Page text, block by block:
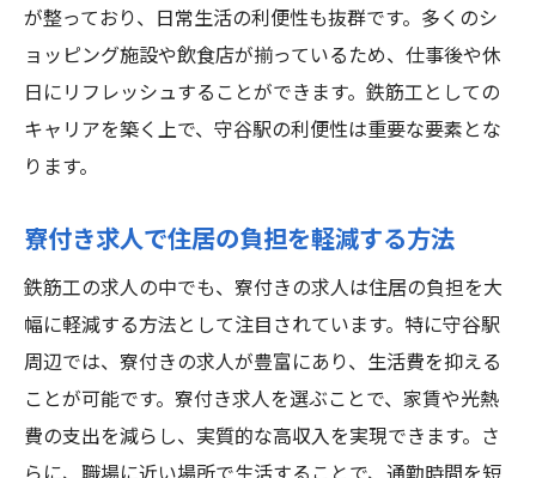
高収入を実現するための求人情報の見極め
方
寮付き求人で経済的に豊かな生活を送る方
法
鉄筋工としての未来を描くためのステップ
守谷駅の求人市場の動向と展望
収入アップと生活の安定を両立させる秘訣
守谷駅近くで鉄筋工として生活費を抑える方法
寮付き求人で生活コストを削減する術
守谷駅周辺の物価と生活費の現状
鉄筋工の仕事と生活のバランスを取る
が整っており、日常生活の利便性も抜群です。多くのシ
ョッピング施設や飲食店が揃っているため、仕事後や休
日にリフレッシュすることができます。鉄筋工としての
キャリアを築く上で、守谷駅の利便性は重要な要素とな
ります。
寮付き求人で住居の負担を軽減する方法
鉄筋工の求人の中でも、寮付きの求人は住居の負担を大
幅に軽減する方法として注目されています。特に守谷駅
周辺では、寮付きの求人が豊富にあり、生活費を抑える
ことが可能です。寮付き求人を選ぶことで、家賃や光熱
費の支出を減らし、実質的な高収入を実現できます。さ